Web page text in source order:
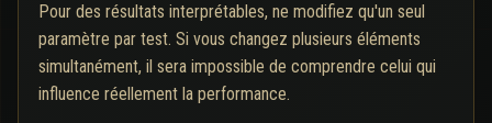
Pour des résultats interprétables, ne modifiez qu'un seul
paramètre par test. Si vous changez plusieurs éléments
simultanément, il sera impossible de comprendre celui qui
influence réellement la performance.